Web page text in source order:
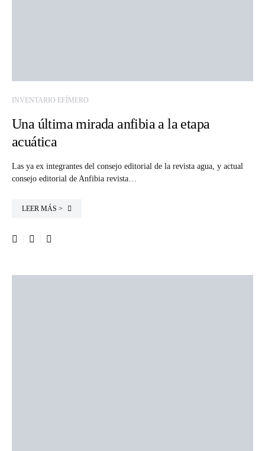
INVENTARIO EFÍMERO
Una última mirada anfibia a la etapa
acuática
Las ya ex integrantes del consejo editorial de la revista agua, y actual
consejo editorial de Anfibia revista…
LEER MÁS >